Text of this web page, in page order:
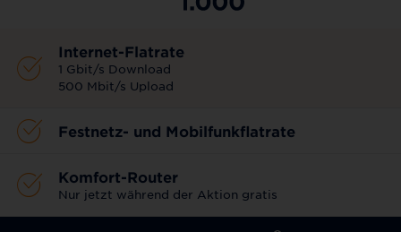
Internet-Flatrate
1 Gbit/s Download
500 Mbit/s Upload
Festnetz- und Mobilfunkflatrate
Komfort-Router
Nur jetzt während der Aktion gratis